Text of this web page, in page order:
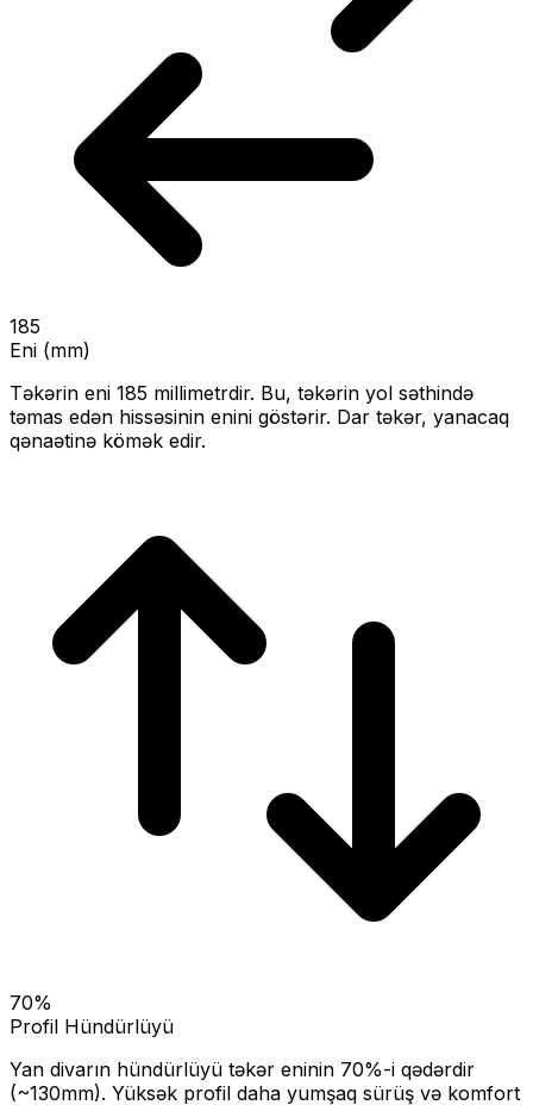
185
Eni (mm)
Təkərin eni 185 millimetrdir. Bu, təkərin yol səthində
təmas edən hissəsinin enini göstərir. Dar təkər, yanacaq
qənaətinə kömək edir.
70%
Profil Hündürlüyü
Yan divarın hündürlüyü təkər eninin 70%-i qədərdir
(~130mm). Yüksək profil daha yumşaq sürüş və komfort